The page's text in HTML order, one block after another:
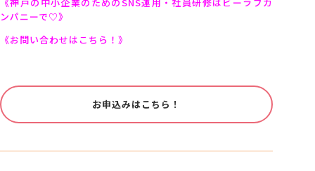
ンパニーで♡》
《お問い合わせはこちら！》
お申込みはこちら！